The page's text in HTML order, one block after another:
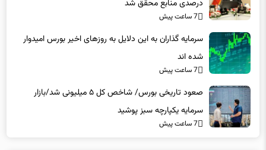
سرمایه گذاران به این دلایل به روزهای اخیر بورس امیدوار
شده اند
7 ساعت پیش
سرمایه یکپارچه سبز پوشید